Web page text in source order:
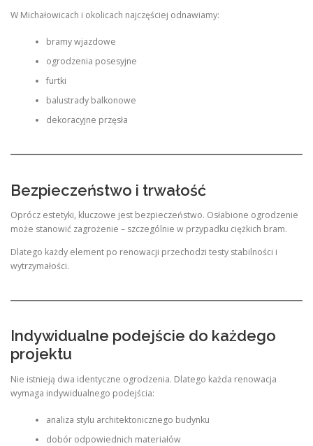
W Michałowicach i okolicach najczęściej odnawiamy:
bramy wjazdowe
ogrodzenia posesyjne
furtki
balustrady balkonowe
dekoracyjne przęsła
Bezpieczeństwo i trwałość
Oprócz estetyki, kluczowe jest bezpieczeństwo. Osłabione ogrodzenie
może stanowić zagrożenie – szczególnie w przypadku ciężkich bram.
Dlatego każdy element po renowacji przechodzi testy stabilności i
wytrzymałości.
Indywidualne podejście do każdego
projektu
Nie istnieją dwa identyczne ogrodzenia. Dlatego każda renowacja
wymaga indywidualnego podejścia:
analiza stylu architektonicznego budynku
dobór odpowiednich materiałów